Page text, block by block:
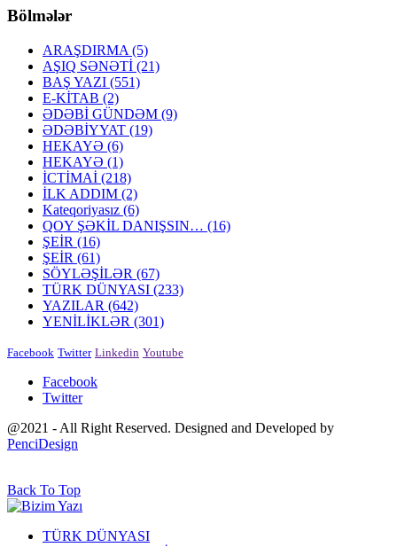
Bölmələr
ARAŞDIRMA (5)
AŞIQ SƏNƏTİ (21)
BAŞ YAZI (551)
E-KİTAB (2)
ƏDƏBİ GÜNDƏM (9)
ƏDƏBİYYAT (19)
HEKAYƏ (6)
HEKAYƏ (1)
İCTİMAİ (218)
İLK ADDIM (2)
Kateqoriyasız (6)
QOY ŞƏKİL DANIŞSIN… (16)
ŞEİR (16)
ŞEİR (61)
SÖYLƏŞİLƏR (67)
TÜRK DÜNYASI (233)
YAZILAR (642)
YENİLİKLƏR (301)
Facebook Twitter Linkedin Youtube
Facebook
Twitter
@2021 - All Right Reserved. Designed and Developed by
PenciDesign
Back To Top
TÜRK DÜNYASI